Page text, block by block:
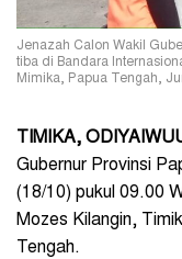
Jenazah Calon Wakil
tiba di Bandara
Mimika, Papua Tengah,
TIMIKA,
Gubernur Provinsi
(18/10) pukul 09.00
Mozes Kilangin,
Tengah.